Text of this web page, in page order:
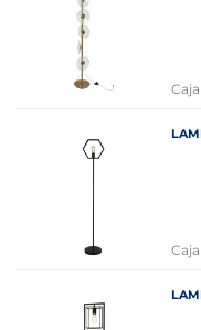
Caja
Caja